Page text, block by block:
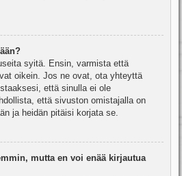
syitä. Ensin, varmista että
oikein. Jos ne ovat, ota yhteyttä
että sinulla ei ole
että sivuston omistajalla on
ja heidän pitäisi korjata se.
mutta en voi enää kirjautua